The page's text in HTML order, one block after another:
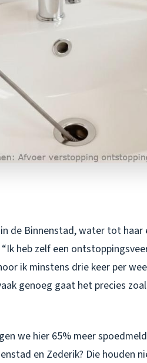
de Binnenstad, water tot haar
heb zelf een
ik minstens drie keer per
genoeg gaat het precies
we hier 65% meer
en Zederik? Die houden